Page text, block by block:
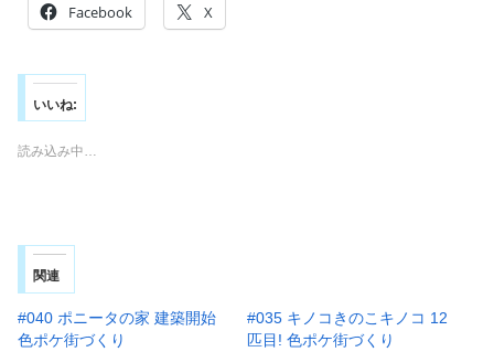
Facebook X
いいね:
読み込み中…
関連
#040 ポニータの家 建築開始
色ポケ街づくり
#035 キノコきのこキノコ 12
匹目! 色ポケ街づくり